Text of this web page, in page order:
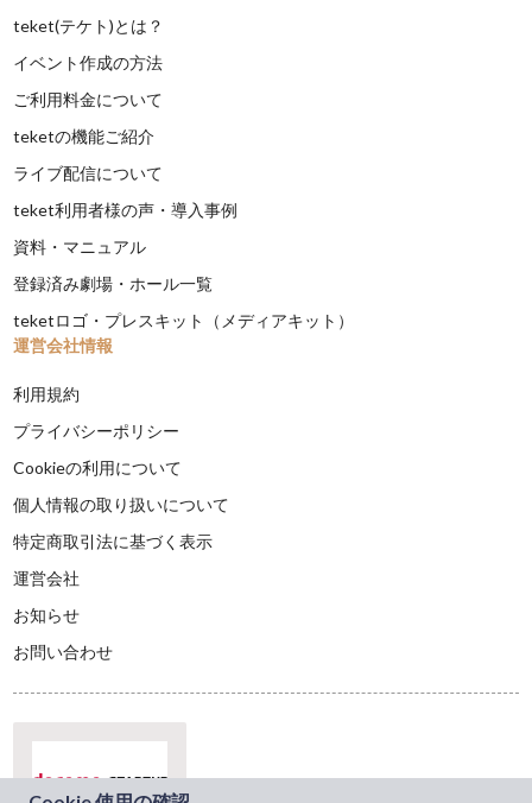
teket(テケト)とは？
イベント作成の方法
ご利用料金について
teketの機能ご紹介
ライブ配信について
teket利用者様の声・導入事例
資料・マニュアル
登録済み劇場・ホール一覧
teketロゴ・プレスキット（メディアキット）
運営会社情報
利用規約
プライバシーポリシー
Cookieの利用について
個人情報の取り扱いについて
特定商取引法に基づく表示
運営会社
お知らせ
お問い合わせ